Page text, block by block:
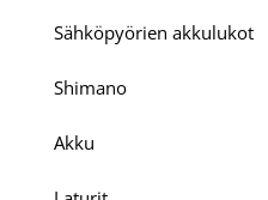
Sähköpyörien akkulukot
Shimano
Akku